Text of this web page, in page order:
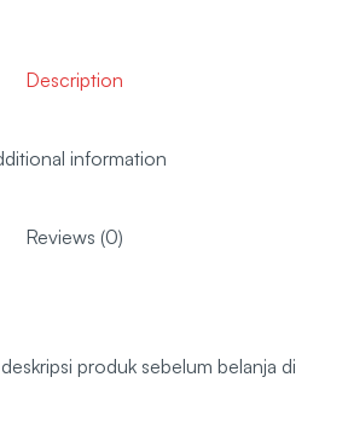
Description
information
Reviews (0)
produk sebelum belanja di